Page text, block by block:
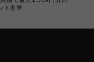
ト進呈